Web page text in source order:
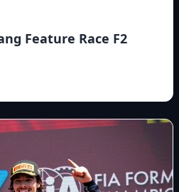
Feature Race F2